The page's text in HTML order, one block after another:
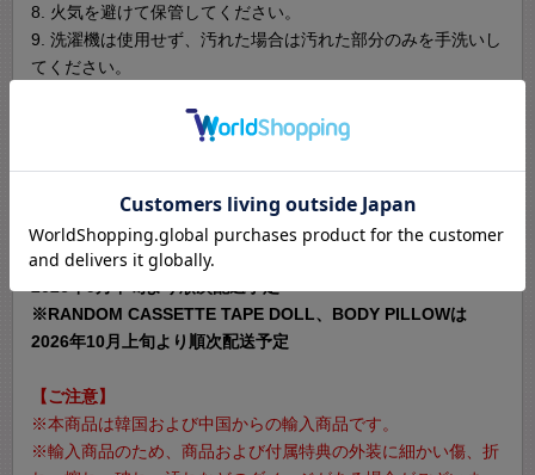
8. 火気を避けて保管してください。
9. 洗濯機は使用せず、汚れた場合は汚れた部分のみを手洗いし
てください。
11. 製造は手作業で行っており、商品ごとに刺繍またはプリン
12. サイズは製造工程上、±1～2cmの誤差が生じる場合がござ
【商品配送について】
※RANDOM CASSETTE TAPE DOLL、BODY PILLOWは
2026年10月上旬より順次配送予定
【ご注意】
※本商品は韓国および中国からの輸入商品です。
※輸入商品のため、商品および付属特典の外装に細かい傷、折